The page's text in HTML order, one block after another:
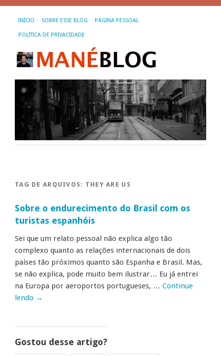
INÍCIO SOBRE ESSE BLOG PÁGINA PESSOAL
POLÍTICA DE PRIVACIDADE
TAG DE ARQUIVOS: THEY ARE US
Sobre o endurecimento do Brasil com os
turistas espanhóis
Sei que um relato pessoal não explica algo tão
complexo quanto as relações internacionais de dois
países tão próximos quanto são Espanha e Brasil. Mas,
se não explica, pode muito bem ilustrar… Eu já entrei
na Europa por aeroportos portugueses, … Continue
lendo →
Gostou desse artigo?